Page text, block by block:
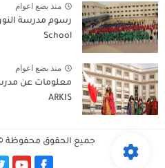
منذ بضع اعوام
School
منذ بضع اعوام
معلومات عن
ARKIS
جميع الحقوق محفوظة